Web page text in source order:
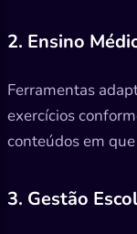
2. Ensino
Ferramentas
exercícios
conteúdos em
3. Gestão